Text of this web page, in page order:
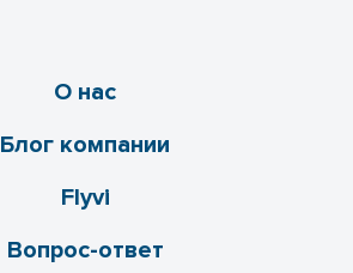
О нас
Блог компании
Flyvi
Вопрос-ответ